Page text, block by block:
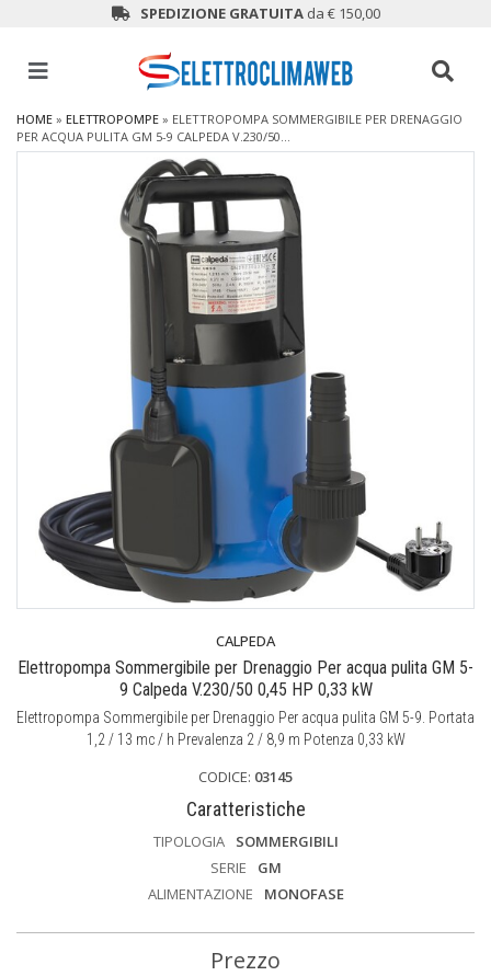
SPEDIZIONE GRATUITAda € 150,00
HOME » ELETTROPOMPE » ELETTROPOMPA SOMMERGIBILE PER DRENAGGIO
PER ACQUA PULITA GM 5-9 CALPEDA V.230/50...
CALPEDA
Elettropompa Sommergibile per Drenaggio Per acqua pulita GM 5-
9 Calpeda V.230/50 0,45 HP 0,33 kW
Elettropompa Sommergibile per Drenaggio Per acqua pulita GM 5-9. Portata
1,2 / 13 mc / h Prevalenza 2 / 8,9 m Potenza 0,33 kW
CODICE: 03145
Caratteristiche
TIPOLOGIA
SOMMERGIBILI
SERIE
GM
ALIMENTAZIONE
MONOFASE
Prezzo